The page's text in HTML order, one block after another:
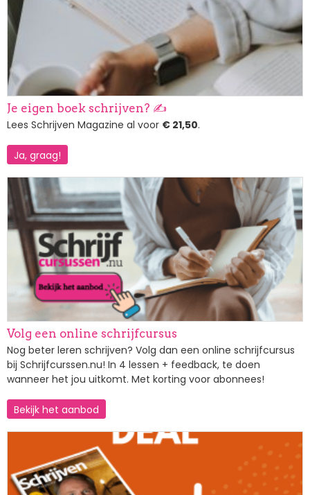
Je eigen boek schrijven? ✍️
Lees Schrijven Magazine al voor € 21,50.
Ja, graag!
Afbeelding
Volg een online schrijfcursus
Nog beter leren schrijven? Volg dan een online schrijfcursus
bij Schrijfcurssen.nu! In 4 lessen + feedback, te doen
wanneer het jou uitkomt. Met korting voor abonnees!
Bekijk het aanbod